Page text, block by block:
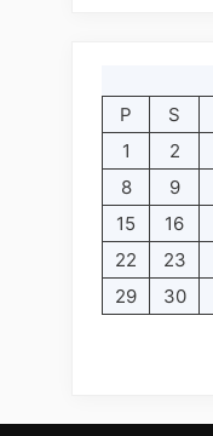
P
S
1
2
8
9
15
16
22
23
29
30